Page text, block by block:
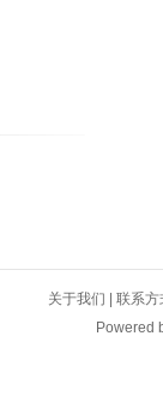
关于我们
联系方
Powered